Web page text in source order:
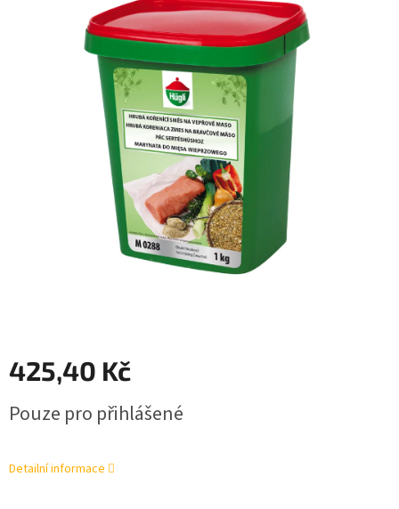
425,40 Kč
cena:
Pouze pro přihlášené
Detailní informace